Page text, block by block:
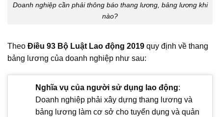
Doanh nghiệp cần phải thông báo thang lương, bảng lương khi
nào?
Theo Điều 93 Bộ Luật Lao động 2019 quy định về thang
bảng lương của doanh nghiệp như sau:
Nghĩa vụ của người sử dụng lao động:
Doanh nghiệp phải xây dựng thang lương và
bảng lương làm cơ sở cho tuyển dụng và quản